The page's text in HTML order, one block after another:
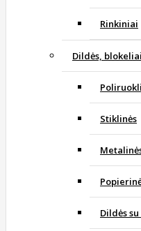
Rinkiniai
Dildės, blokeliai
Stiklinės
Dildės